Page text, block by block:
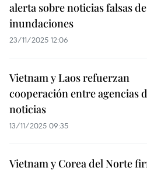
alerta sobre noticias falsas de
inundaciones
23/11/2025 12:06
Vietnam y Laos refuerzan
cooperación entre agencias
noticias
13/11/2025 09:35
Vietnam y Corea del Norte